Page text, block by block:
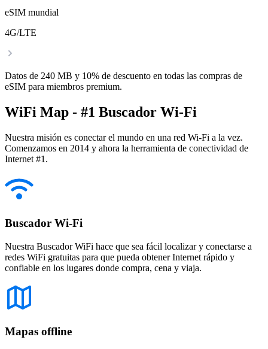
eSIM mundial
4G/LTE
Datos de 240 MB y 10% de descuento en todas las compras de
eSIM para miembros premium.
WiFi Map - #1 Buscador Wi-Fi
Nuestra misión es conectar el mundo en una red Wi-Fi a la vez.
Comenzamos en 2014 y ahora la herramienta de conectividad de
Internet #1.
Buscador Wi-Fi
Nuestra Buscador WiFi hace que sea fácil localizar y conectarse a
redes WiFi gratuitas para que pueda obtener Internet rápido y
confiable en los lugares donde compra, cena y viaja.
Mapas offline